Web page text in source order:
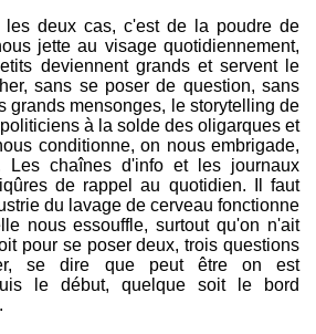
les deux cas, c'est de la poudre de
jette au visage quotidiennement,
deviennent grands et servent le
sans se poser de question, sans
grands mensonges, le storytelling de
à la solde des oligarques et
conditionne, on nous embrigade,
Les chaînes d'info et les journaux
de rappel au quotidien. Il faut
du lavage de cerveau fonctionne
nous essouffle, surtout qu'on n'ait
pour se poser deux, trois questions
se dire que peut être on est
le début, quelque soit le bord